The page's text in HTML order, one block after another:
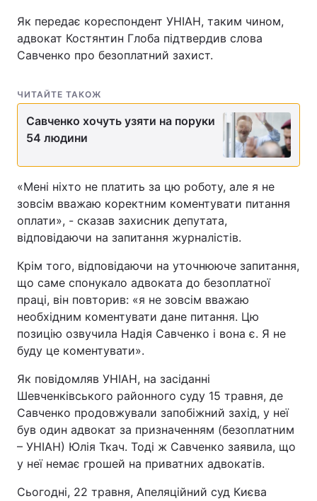
Як передає кореспондент УНІАН, таким чином,
адвокат Костянтин Глоба підтвердив слова
Савченко про безоплатний захист.
ЧИТАЙТЕ ТАКОЖ
Савченко хочуть узяти на поруки
54 людини
«Мені ніхто не платить за цю роботу, але я не
зовсім вважаю коректним коментувати питання
оплати», - сказав захисник депутата,
відповідаючи на запитання журналістів.
Крім того, відповідаючи на уточнююче запитання,
що саме спонукало адвоката до безоплатної
праці, він повторив: «я не зовсім вважаю
необхідним коментувати дане питання. Цю
позицію озвучила Надія Савченко і вона є. Я не
буду це коментувати».
Як повідомляв УНІАН, на засіданні
Шевченківського районного суду 15 травня, де
Савченко продовжували запобіжний захід, у неї
був один адвокат за призначенням (безоплатним
– УНІАН) Юлія Ткач. Тоді ж Савченко заявила, що
у неї немає грошей на приватних адвокатів.
Сьогодні, 22 травня, Апеляційний суд Києва